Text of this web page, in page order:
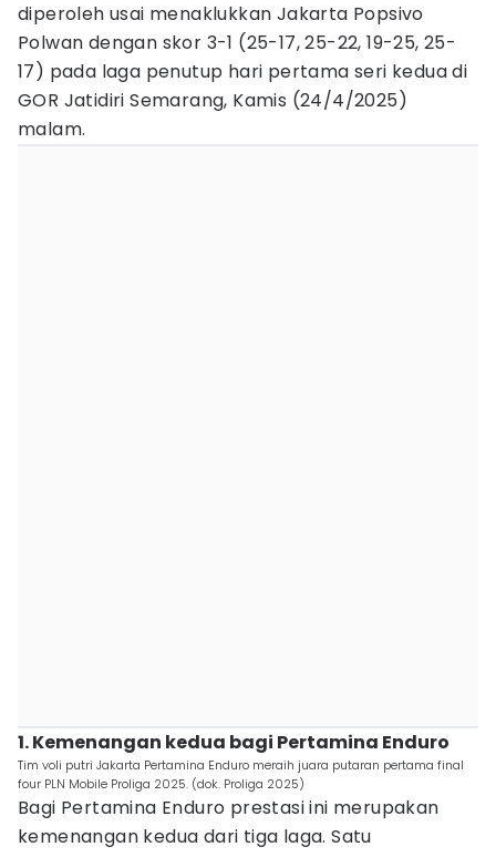
diperoleh usai menaklukkan Jakarta Popsivo
Polwan dengan skor 3-1 (25-17, 25-22, 19-25, 25-
17) pada laga penutup hari pertama seri kedua di
GOR Jatidiri Semarang, Kamis (24/4/2025)
malam.
1. Kemenangan kedua bagi Pertamina Enduro
Tim voli putri Jakarta Pertamina Enduro meraih juara putaran pertama final
four PLN Mobile Proliga 2025. (dok. Proliga 2025)
Bagi Pertamina Enduro prestasi ini merupakan
kemenangan kedua dari tiga laga. Satu